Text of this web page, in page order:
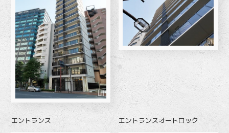
エントランス エントランスオートロック